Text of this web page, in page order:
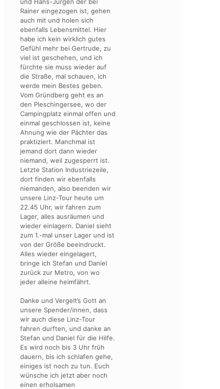
Rainer eingezogen ist, gehen
auch mit und holen sich
ebenfalls Lebensmittel. Hier
habe ich kein wirklich gutes
Gefühl mehr bei Gertrude, zu
viel ist geschehen, und ich
fürchte sie muss wieder auf
die Straße, mal schauen, ich
werde mein Bestes geben.
Vom Gründberg geht es an
den Pleschingersee, wo der
Campingplatz einmal offen und
einmal geschlossen ist, keine
Ahnung wie der Pächter das
praktiziert. Manchmal ist
jemand dort dann wieder
niemand, weil zugesperrt ist.
Letzte Station Industriezeile,
dort finden wir ebenfalls
niemanden, also beenden wir
unsere Linz-Tour heute um
22.45 Uhr, wir fahren zum
Lager, alles ausräumen und
wieder einlagern. Daniel sieht
zum 1.-mal unser Lager und ist
von der Größe beeindruckt.
Alles wieder eingelagert,
bringe ich Stefan und Daniel
zurück zur Metro, von wo
jeder alleine heimfährt.
Danke und Vergelt’s Gott an
unsere Spender/innen, dass
wir auch diese Linz-Tour
fahren durften, und danke an
Stefan und Daniel für die Hilfe.
Es wird noch bis 3 Uhr früh
dauern, bis ich schlafen gehe,
einiges ist noch zu tun. Euch
wünsche ich jetzt aber noch
einen erholsamen